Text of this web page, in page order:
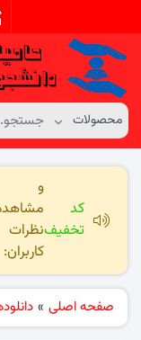
کد
تخفیف
و
نظرات
کاربران:
صفحه اصلی »